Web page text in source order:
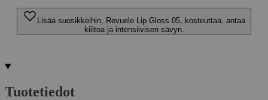
Lisää suosikkeihin, Revuele Lip Gloss 05, kosteuttaa, antaa
kiiltoa ja intensiivisen sävyn.
Tuotetiedot